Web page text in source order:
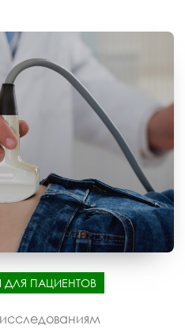
ПАЦИЕНТОВ
исследованиям